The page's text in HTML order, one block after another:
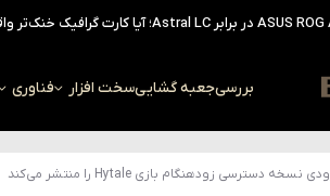
بررسیجعبه گشاییسخت افزار فناوری